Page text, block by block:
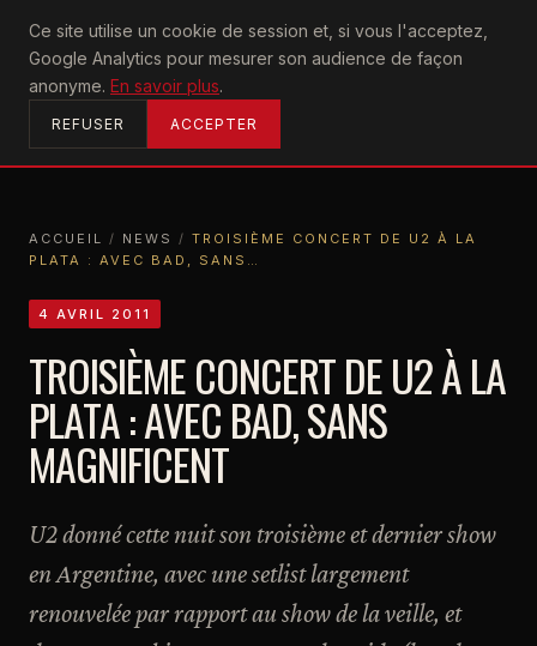
Ce site utilise un cookie de session et, si vous l'acceptez,
Google Analytics pour mesurer son audience de façon
anonyme. En savoir plus.
REFUSER ACCEPTER
U2achtung
ACCUEIL
TROISIÈME CONCERT DE U2 À LA PLATA : AVEC BAD, SANS…
ACCUEIL / NEWS / TROISIÈME CONCERT DE U2 À LA
PLATA : AVEC BAD, SANS…
4 AVRIL 2011
TROISIÈME CONCERT DE U2 À LA
PLATA : AVEC BAD, SANS
MAGNIFICENT
U2 donné cette nuit son troisième et dernier show
en Argentine, avec une setlist largement
renouvelée par rapport au show de la veille, et